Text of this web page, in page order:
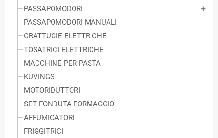
PASSAPOMODORI
PASSAPOMODORI MANUALI
GRATTUGIE ELETTRICHE
TOSATRICI ELETTRICHE
MACCHINE PER PASTA
KUVINGS
MOTORIDUTTORI
SET FONDUTA FORMAGGIO
AFFUMICATORI
FRIGGITRICI